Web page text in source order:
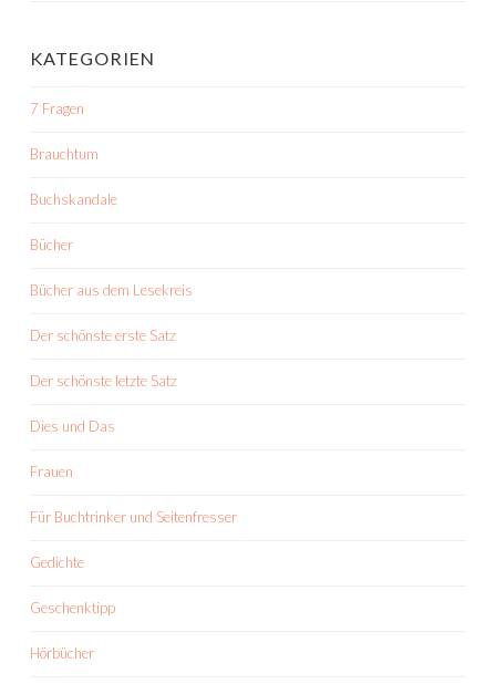
KATEGORIEN
7 Fragen
Brauchtum
Buchskandale
Bücher
Bücher aus dem Lesekreis
Der schönste erste Satz
Der schönste letzte Satz
Dies und Das
Frauen
Für Buchtrinker und Seitenfresser
Gedichte
Geschenktipp
Hörbücher